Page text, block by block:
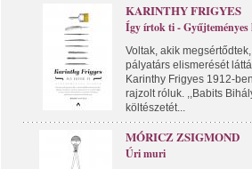
KARINTHY FRIGYES
Így írtok ti - Gyűjteményes
Voltak, akik
pályatárs elismerését
Karinthy Frigyes 1912-
rajzolt róluk. ,,Babits
költészetét...
MÓRICZ ZSIGMOND
Úri muri